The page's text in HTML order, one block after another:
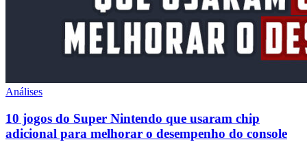
Análises
10 jogos do Super Nintendo que usaram chip
adicional para melhorar o desempenho do console